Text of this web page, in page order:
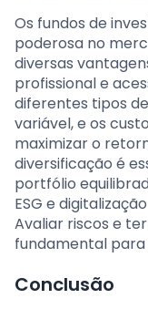
Os fundos de
poderosa no
diversas
profissional e
diferentes tipos
variável, e os
maximizar o
diversificação é
portfólio
ESG e
Avaliar riscos e
fundamental para
Conclusão